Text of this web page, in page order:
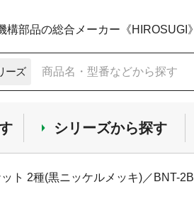
部品の総合メーカー《HIROSUGI》
ーズ
シリーズから探す
ト 2種(黒ニッケルメッキ)／BNT-2B